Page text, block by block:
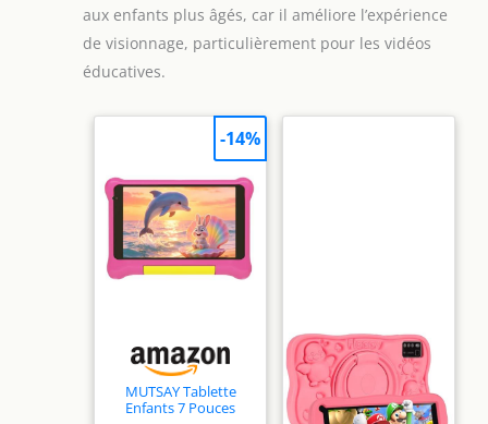
aux enfants plus âgés, car il améliore l’expérience
de visionnage, particulièrement pour les vidéos
éducatives.
MUTSAY Tablette
Enfants 7 Pouces
-14%